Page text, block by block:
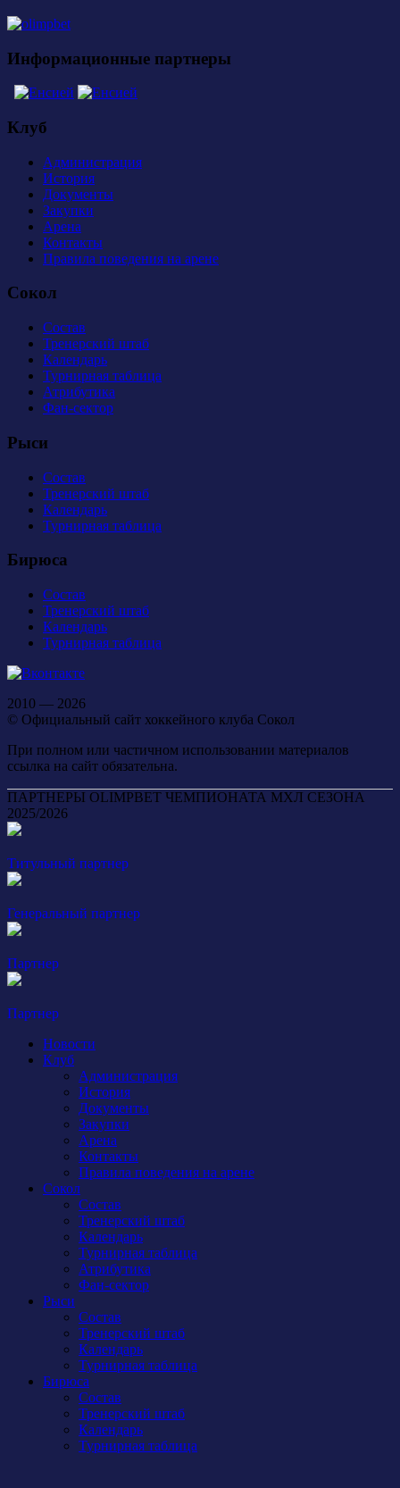
Информационные партнеры
Клуб
Администрация
История
Документы
Закупки
Арена
Контакты
Правила поведения на арене
Сокол
Состав
Тренерский штаб
Календарь
Турнирная таблица
Атрибутика
Фан-сектор
Рыси
Состав
Тренерский штаб
Календарь
Турнирная таблица
Бирюса
Состав
Тренерский штаб
Календарь
Турнирная таблица
2010 — 2026
© Официальный сайт хоккейного клуба Сокол
При полном или частичном использовании материалов
ссылка на сайт обязательна.
ПАРТНЕРЫ OLIMPBET ЧЕМПИОНАТА МХЛ СЕЗОНА
2025/2026
Титульный партнер
Генеральный партнер
Партнер
Партнер
Новости
Клуб
Администрация
История
Документы
Закупки
Арена
Контакты
Правила поведения на арене
Сокол
Состав
Тренерский штаб
Календарь
Турнирная таблица
Атрибутика
Фан-сектор
Рыси
Состав
Тренерский штаб
Календарь
Турнирная таблица
Бирюса
Состав
Тренерский штаб
Календарь
Турнирная таблица